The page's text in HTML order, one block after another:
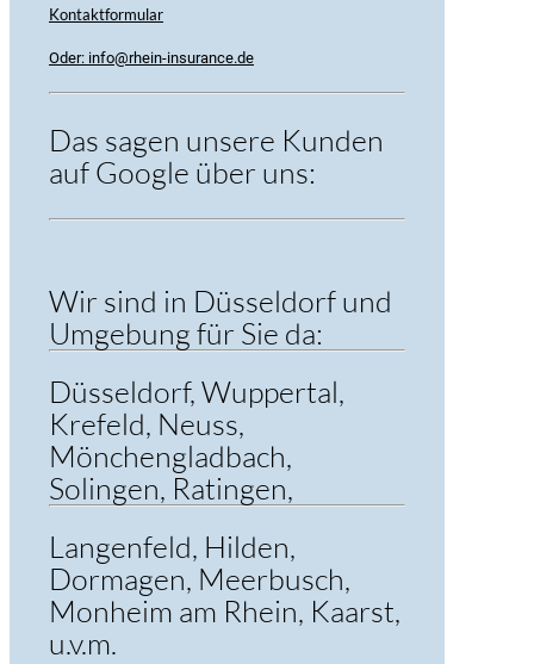
Kontaktformular
Oder: info@rhein-insurance.de
Das sagen unsere Kunden
auf Google über uns:
Wir sind in Düsseldorf und
Umgebung für Sie da:
Düsseldorf, Wuppertal,
Krefeld, Neuss,
Mönchengladbach,
Solingen, Ratingen,
Langenfeld, Hilden,
Dormagen, Meerbusch,
Monheim am Rhein, Kaarst,
u.v.m.